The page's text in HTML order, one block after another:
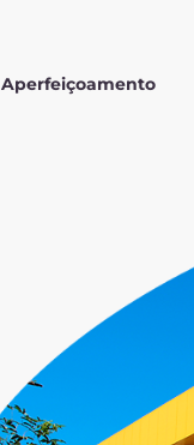
Aperfeiçoamento